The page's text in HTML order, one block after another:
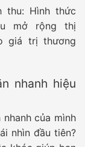
thu: Hình thức
mở rộng thị
giá trị thương
nhanh hiệu
của mình
nhìn đầu tiên?